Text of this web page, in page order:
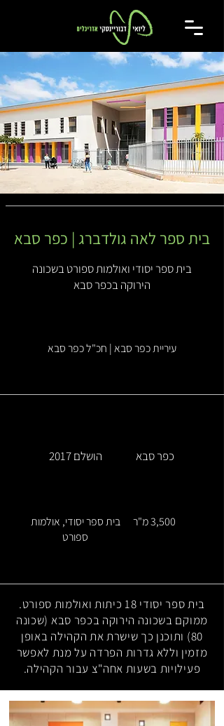
בית ספר לאה גולדברג | כפר סבא
בית ספר יסודי ואולמות ספורט בשכונה
הירוקה בכפר סבא
עיריית כפר סבא | חכ"ל כפר סבא
הושלם 2017 כפר סבא
בית ספר יסודי, אולמות
ספורט
3,500 מ"ר
בית ספר יסודי 18 כיתות ואולמות ספורט.
ממוקם בשכונה הירוקה בכפר סבא (שכונה
80) ותוכנן כך שישרת את הקהילה באופן
מזמין וללא גדרות הפרדה על מנת לאפשר
פעילויות בשעות אחה"צ עבור הקהילה.